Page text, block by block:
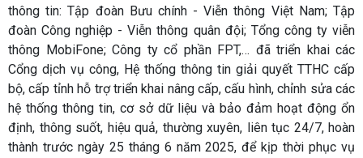
thông tin: Tập đoàn Bưu chính - Viễn thông Việt Nam; Tập
đoàn Công nghiệp - Viễn thông quân đội; Tổng công ty viễn
thông MobiFone; Công ty cổ phần FPT,… đã triển khai các
Cổng dịch vụ công, Hệ thống thông tin giải quyết TTHC cấp
bộ, cấp tỉnh hỗ trợ triển khai nâng cấp, cấu hình, chỉnh sửa các
hệ thống thông tin, cơ sở dữ liệu và bảo đảm hoạt động ổn
định, thông suốt, hiệu quả, thường xuyên, liên tục 24/7, hoàn
thành trước ngày 25 tháng 6 năm 2025, để kịp thời phục vụ